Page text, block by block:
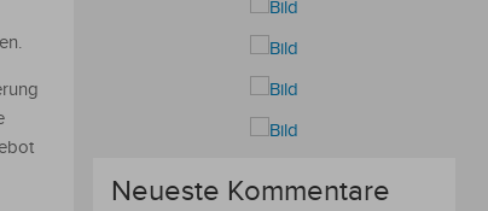
Neueste Kommentare